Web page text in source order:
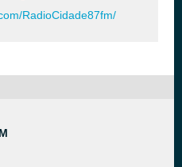
RadioCidade87fm/